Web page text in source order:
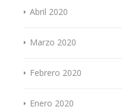
Abril 2020
Marzo 2020
Febrero 2020
Enero 2020